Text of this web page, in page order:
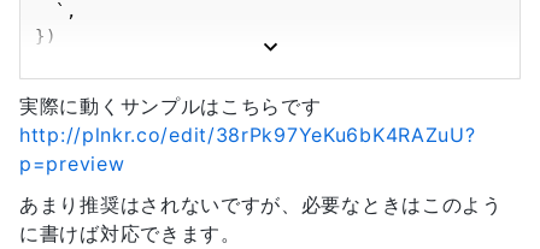
})
    window.alert('Hello!');
  }
}
@Component({
  selector: 'child',
実際に動くサンプルはこちらです
http://plnkr.co/edit/38rPk97YeKu6bK4RAZuU?
p=preview
あまり推奨はされないですが、必要なときはこのよう
に書けば対応できます。